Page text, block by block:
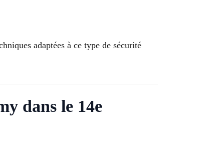
adaptées à ce type de sécurité
dans le 14e